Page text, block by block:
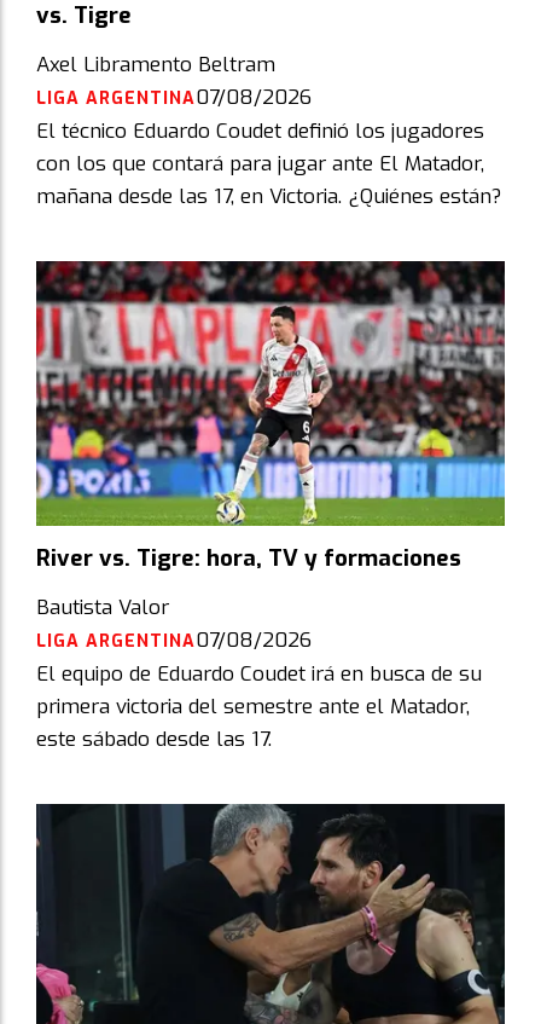
vs. Tigre
Axel Libramento Beltram
LIGA ARGENTINA07/08/2026
El técnico Eduardo Coudet definió los jugadores
con los que contará para jugar ante El Matador,
mañana desde las 17, en Victoria. ¿Quiénes están?
River vs. Tigre: hora, TV y formaciones
Bautista Valor
LIGA ARGENTINA07/08/2026
El equipo de Eduardo Coudet irá en busca de su
primera victoria del semestre ante el Matador,
este sábado desde las 17.